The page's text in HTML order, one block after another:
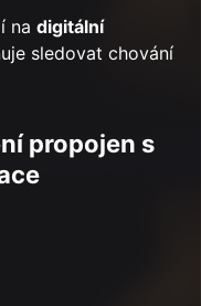
na digitální
sledovat chování
propojen s